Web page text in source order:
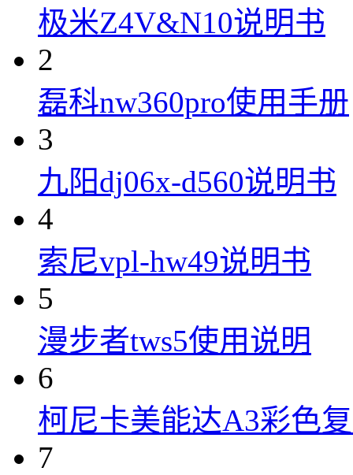
极米Z4V&N10说明书
2
磊科nw360pro使用手册
3
九阳dj06x-d560说明书
4
索尼vpl-hw49说明书
5
漫步者tws5使用说明
6
柯尼卡美能达A3彩色
7